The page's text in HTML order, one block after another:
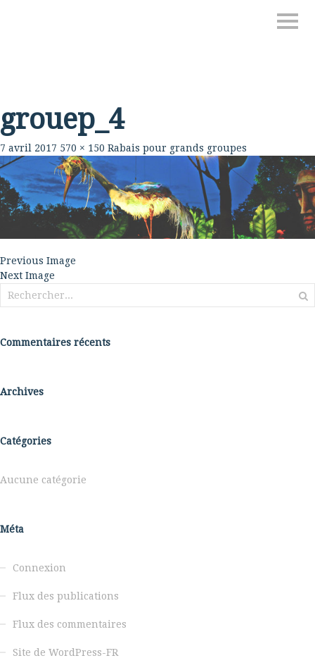
grouep_4
7 avril 2017 570 × 150 Rabais pour grands groupes
Previous Image
Next Image
Rechercher :
Commentaires récents
Archives
Catégories
Aucune catégorie
Méta
Connexion
Flux des publications
Flux des commentaires
Site de WordPress-FR